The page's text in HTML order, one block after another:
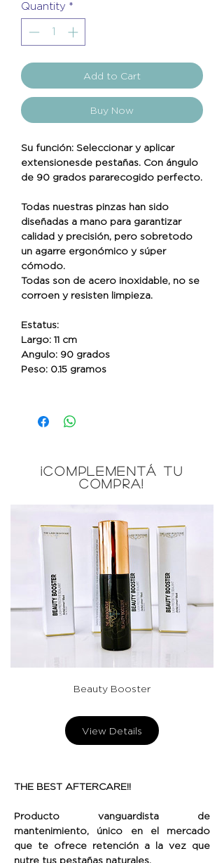
Quantity *
Add to Cart
Buy Now
Su función: Seleccionar y aplicar
extensionesde pestañas. Con ángulo
de 90 grados pararecogido perfecto.
Todas nuestras pinzas han sido
diseñadas a mano para garantizar
calidad y precisión, pero sobretodo
un agarre ergonómico y súper
cómodo.
Todas son de acero inoxidable, no se
corroen y resisten limpieza.
Estatus:
Largo: 11 cm
Angulo: 90 grados
Peso: 0.15 gramos
¡COMPLEMENTÁ TU
COMPRA!
Beauty Booster
View Details
THE BEST AFTERCARE!!
Producto vanguardista de
mantenimiento, único en el mercado
que te ofrece retención a la vez que
nutre tus pestañas naturales.